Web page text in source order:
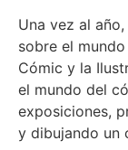
Una vez al
sobre el
Cómic y la
el mundo del
exposiciones,
y dibujando un